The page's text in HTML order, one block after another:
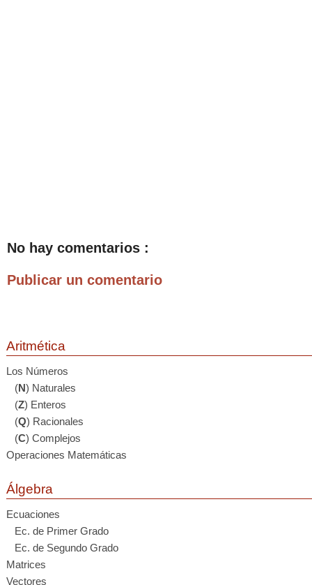
No hay comentarios :
Publicar un comentario
Aritmética
Los Números
(N) Naturales
(Z) Enteros
(Q) Racionales
(C) Complejos
Operaciones Matemáticas
Álgebra
Ecuaciones
Ec. de Primer Grado
Ec. de Segundo Grado
Matrices
Vectores